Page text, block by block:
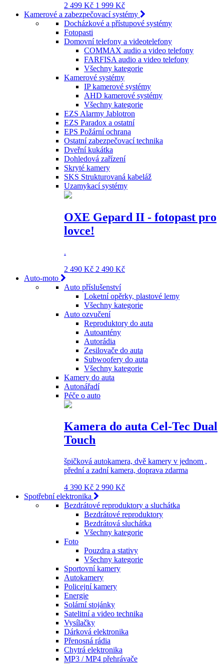
2 499 Kč 1 999 Kč
Kamerové a zabezpečovací systémy
Docházkové a přístupové systémy
Fotopasti
Domovní telefony a videotelefony
COMMAX audio a video telefony
FARFISA audio a video telefony
Všechny kategorie
Kamerové systémy
IP kamerové systémy
AHD kamerové systémy
Všechny kategorie
EZS Alarmy Jablotron
EZS Paradox a ostatní
EPS Požární ochrana
Ostatní zabezpečovací technika
Dveřní kukátka
Dohledová zařízení
Skryté kamery
SKS Strukturovaná kabeláž
Uzamykací systémy
OXE Gepard II - fotopast pro
lovce!
.
2 490 Kč 2 490 Kč
Auto-moto
Auto příslušenství
Loketní opěrky, plastové lemy
Všechny kategorie
Auto ozvučení
Reproduktory do auta
Autoantény
Autorádia
Zesilovače do auta
Subwoofery do auta
Všechny kategorie
Kamery do auta
Autonářadí
Péče o auto
Kamera do auta Cel-Tec Dual
Touch
špičková autokamera, dvě kamery v jednom ,
přední a zadní kamera, doprava zdarma
4 390 Kč 2 990 Kč
Spotřební elektronika
Bezdrátové reproduktory a sluchátka
Bezdrátové reproduktory
Bezdrátová sluchátka
Všechny kategorie
Foto
Pouzdra a stativy
Všechny kategorie
Sportovní kamery
Autokamery
Policejní kamery
Energie
Solární stojánky
Satelitní a video technika
Vysílačky
Dárková elektronika
Přenosná rádia
Chytrá elektronika
MP3 / MP4 přehrávače